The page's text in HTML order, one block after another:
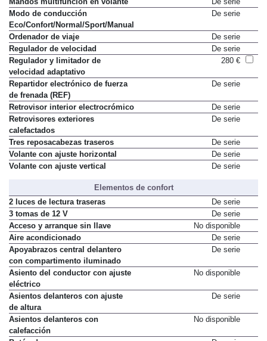
Modo de conducción
Eco/Confort/Normal/Sport/Manual
De serie
Ordenador de viaje
De serie
Regulador de velocidad
De serie
Regulador y limitador de
velocidad adaptativo
280 €
Repartidor electrónico de fuerza
de frenada (REF)
De serie
Retrovisor interior electrocrómico
De serie
Retrovisores exteriores
calefactados
De serie
Tres reposacabezas traseros
De serie
Volante con ajuste horizontal
De serie
Volante con ajuste vertical
De serie
Elementos de confort
2 luces de lectura traseras
De serie
3 tomas de 12 V
De serie
Acceso y arranque sin llave
No disponible
Aire acondicionado
De serie
Apoyabrazos central delantero
con compartimento iluminado
De serie
Asiento del conductor con ajuste
eléctrico
No disponible
Asientos delanteros con ajuste
de altura
De serie
Asientos delanteros con
calefacción
No disponible